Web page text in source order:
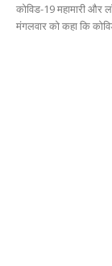
कोविड-19 महामारी और
मंगलवार को कहा कि